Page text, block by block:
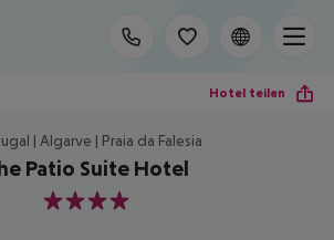
Hotel teilen
| Algarve | Praia da Falesia
Patio Suite Hotel
4